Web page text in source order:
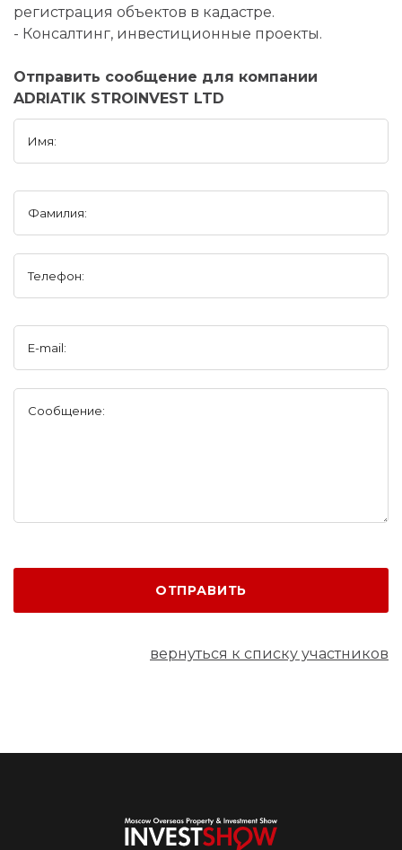
регистрация объектов в кадастре.
- Консалтинг, инвестиционные проекты.
Отправить сообщение для компании
ADRIATIK STROINVEST LTD
Имя:
Фамилия:
Телефон:
E-mail:
Сообщение:
ОТПРАВИТЬ
вернуться к списку участников